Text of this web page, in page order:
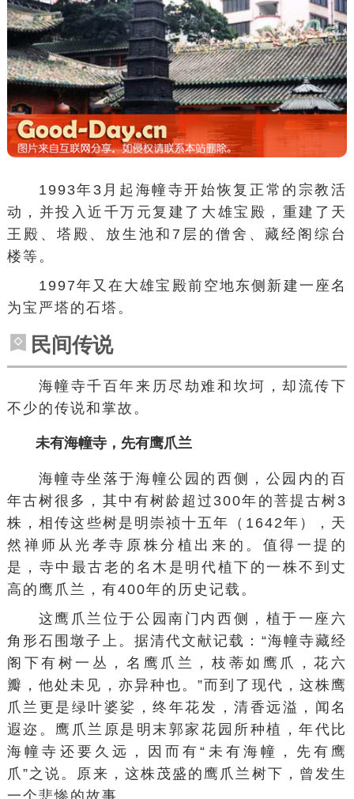
1993年3月起海幢寺开始恢复正常的宗教活
动，并投入近千万元复建了大雄宝殿，重建了天
王殿、塔殿、 放生池和7层的 僧舍 、藏经阁综台
楼等。
1997年又在大雄宝殿前空地东侧新建一座名
为宝严塔的石塔。
民间传说
海幢寺千百年来历尽劫难和坎坷，却流传下
不少的传说和掌故。
未有海幢寺，先有鹰爪兰
海幢寺坐落于海幢公园的西侧，公园内的百
年古树很多，其中有树龄超过300年的菩提古树3
株，相传这些树是明崇祯十五年（1642年）， 天
然禅师 从光孝寺 原株分植出来的。值得一提的
是，寺中最古老的名木是明代植下的一株不到丈
高的鹰爪兰，有400年的历史记载。
这鹰爪兰位于公园南门内西侧，植于一座六
角形石围墩子上。据清代文献记载：“海幢寺藏经
阁下有树一丛，名鹰爪兰，枝蒂如鹰爪，花六
瓣，他处未见，亦异种也。”而到了现代，这株鹰
爪兰更是绿叶婆娑，终年花发，清香远溢，闻名
遐迩。鹰爪兰原是明末郭家花园所种植，年代比
海幢寺还要久远，因而有“未有海幢，先有鹰
爪”之说。原来，这株茂盛的鹰爪兰树下，曾发生